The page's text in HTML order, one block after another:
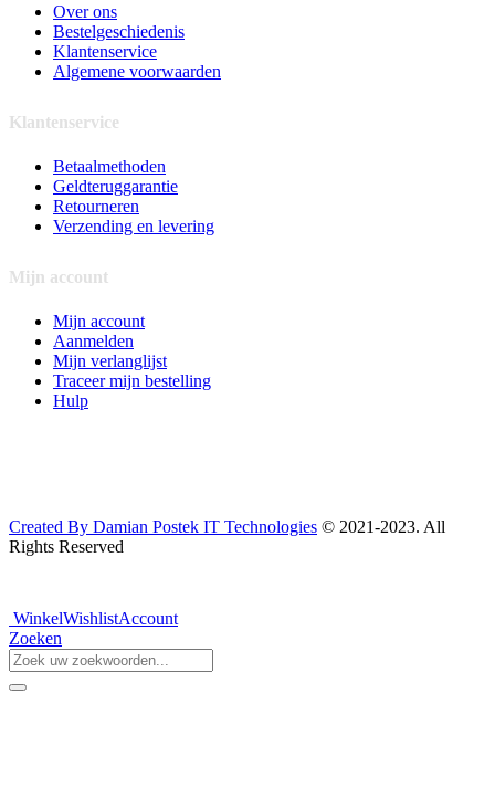
Over ons
Bestelgeschiedenis
Klantenservice
Algemene voorwaarden
Klantenservice
Betaalmethoden
Geldteruggarantie
Retourneren
Verzending en levering
Mijn account
Mijn account
Aanmelden
Mijn verlanglijst
Traceer mijn bestelling
Hulp
Created By Damian Postek IT Technologies © 2021-2023. All
Rights Reserved
WinkelWishlistAccount
Zoeken